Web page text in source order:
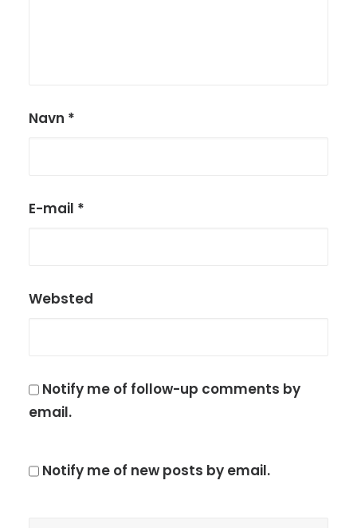
Navn *
E-mail *
Websted
Notify me of follow-up comments by
email.
Notify me of new posts by email.